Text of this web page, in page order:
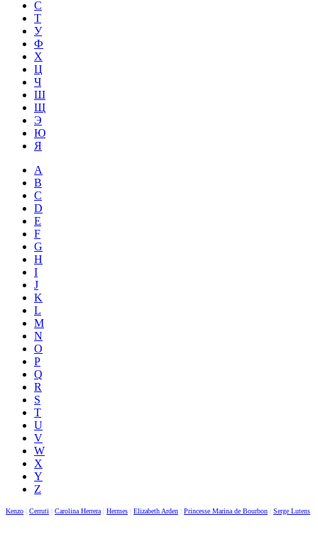
С
Т
У
Ф
Х
Ц
Ч
Ш
Щ
Э
Ю
Я
A
B
C
D
E
F
G
H
I
J
K
L
M
N
O
P
Q
R
S
T
U
V
W
X
Y
Z
Kenzo Cerruti Carolina Herrera Hermes Elizabeth Arden Princesse Marina de Bourbon Serge Lutens